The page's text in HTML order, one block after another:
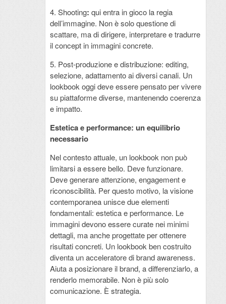
4. Shooting: qui entra in gioco la regia
dell’immagine. Non è solo questione di
scattare, ma di dirigere, interpretare e tradurre
il concept in immagini concrete.
5. Post-produzione e distribuzione: editing,
selezione, adattamento ai diversi canali. Un
lookbook oggi deve essere pensato per vivere
su piattaforme diverse, mantenendo coerenza
e impatto.
Estetica e performance: un equilibrio
necessario
Nel contesto attuale, un lookbook non può
limitarsi a essere bello. Deve funzionare.
Deve generare attenzione, engagement e
riconoscibilità. Per questo motivo, la visione
contemporanea unisce due elementi
fondamentali: estetica e performance. Le
immagini devono essere curate nei minimi
dettagli, ma anche progettate per ottenere
risultati concreti. Un lookbook ben costruito
diventa un acceleratore di brand awareness.
Aiuta a posizionare il brand, a differenziarlo, a
renderlo memorabile. Non è più solo
comunicazione. È strategia.